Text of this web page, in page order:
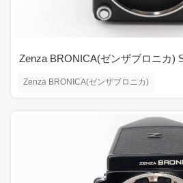
Zenza BRONICA(ゼンザブロニカ)
Zenza BRONICA(ゼンザブロニカ)